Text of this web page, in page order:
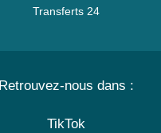
Transferts 24
Retrouvez-nous dans :
TikTok